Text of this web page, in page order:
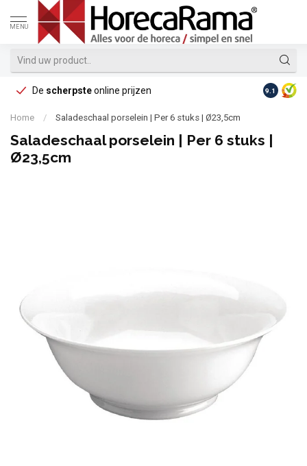
MENU
De scherpsteonline prijzen Op
9.1
Home / Saladeschaal porselein | Per 6 stuks | Ø23,5cm
Saladeschaal porselein | Per 6 stuks |
Ø23,5cm